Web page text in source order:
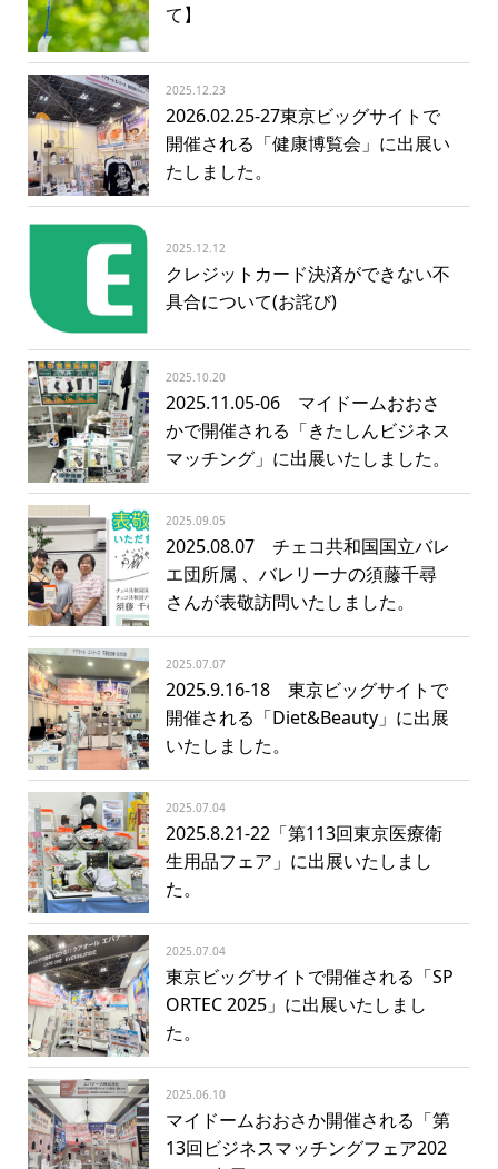
て】
2025.12.23
2026.02.25-27東京ビッグサイトで
開催される「健康博覧会」に出展い
たしました。
2025.12.12
クレジットカード決済ができない不
具合について(お詫び)
2025.10.20
2025.11.05-06 マイドームおおさ
かで開催される「きたしんビジネス
マッチング」に出展いたしました。
2025.09.05
2025.08.07 チェコ共和国国立バレ
エ団所属 、バレリーナの須藤千尋
さんが表敬訪問いたしました。
2025.07.07
2025.9.16-18 東京ビッグサイトで
開催される「Diet&Beauty」に出展
いたしました。
2025.07.04
2025.8.21-22「第113回東京医療衛
生用品フェア」に出展いたしまし
た。
2025.07.04
東京ビッグサイトで開催される「SP
ORTEC 2025」に出展いたしまし
た。
2025.06.10
マイドームおおさか開催される「第
13回ビジネスマッチングフェア202